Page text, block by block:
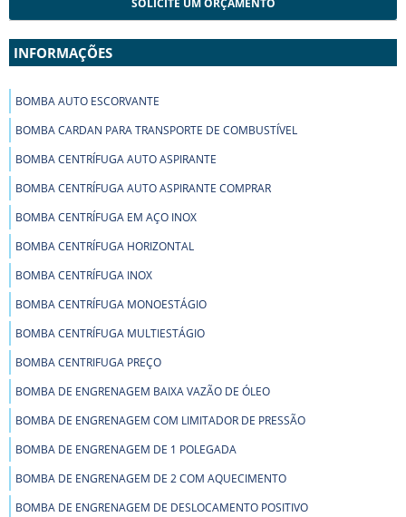
SOLICITE UM ORÇAMENTO
INFORMAÇÕES
BOMBA AUTO ESCORVANTE
BOMBA CARDAN PARA TRANSPORTE DE COMBUSTÍVEL
BOMBA CENTRÍFUGA AUTO ASPIRANTE
BOMBA CENTRÍFUGA AUTO ASPIRANTE COMPRAR
BOMBA CENTRÍFUGA EM AÇO INOX
BOMBA CENTRÍFUGA HORIZONTAL
BOMBA CENTRÍFUGA INOX
BOMBA CENTRÍFUGA MONOESTÁGIO
BOMBA CENTRÍFUGA MULTIESTÁGIO
BOMBA CENTRIFUGA PREÇO
BOMBA DE ENGRENAGEM BAIXA VAZÃO DE ÓLEO
BOMBA DE ENGRENAGEM COM LIMITADOR DE PRESSÃO
BOMBA DE ENGRENAGEM DE 1 POLEGADA
BOMBA DE ENGRENAGEM DE 2 COM AQUECIMENTO
BOMBA DE ENGRENAGEM DE DESLOCAMENTO POSITIVO